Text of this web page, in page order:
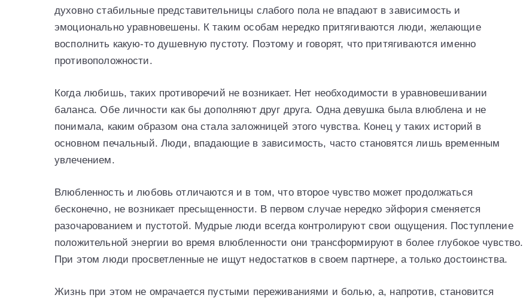
духовно стабильные представительницы слабого пола не впадают в зависимость и
эмоционально уравновешены. К таким особам нередко притягиваются люди, желающие
восполнить какую-то душевную пустоту. Поэтому и говорят, что притягиваются именно
противоположности.
Когда любишь, таких противоречий не возникает. Нет необходимости в уравновешивании
баланса. Обе личности как бы дополняют друг друга. Одна девушка была влюблена и не
понимала, каким образом она стала заложницей этого чувства. Конец у таких историй в
основном печальный. Люди, впадающие в зависимость, часто становятся лишь временным
увлечением.
Влюбленность и любовь отличаются и в том, что второе чувство может продолжаться
бесконечно, не возникает пресыщенности. В первом случае нередко эйфория сменяется
разочарованием и пустотой. Мудрые люди всегда контролируют свои ощущения. Поступление
положительной энергии во время влюбленности они трансформируют в более глубокое чувство.
При этом люди просветленные не ищут недостатков в своем партнере, а только достоинства.
Жизнь при этом не омрачается пустыми переживаниями и болью, а, напротив, становится